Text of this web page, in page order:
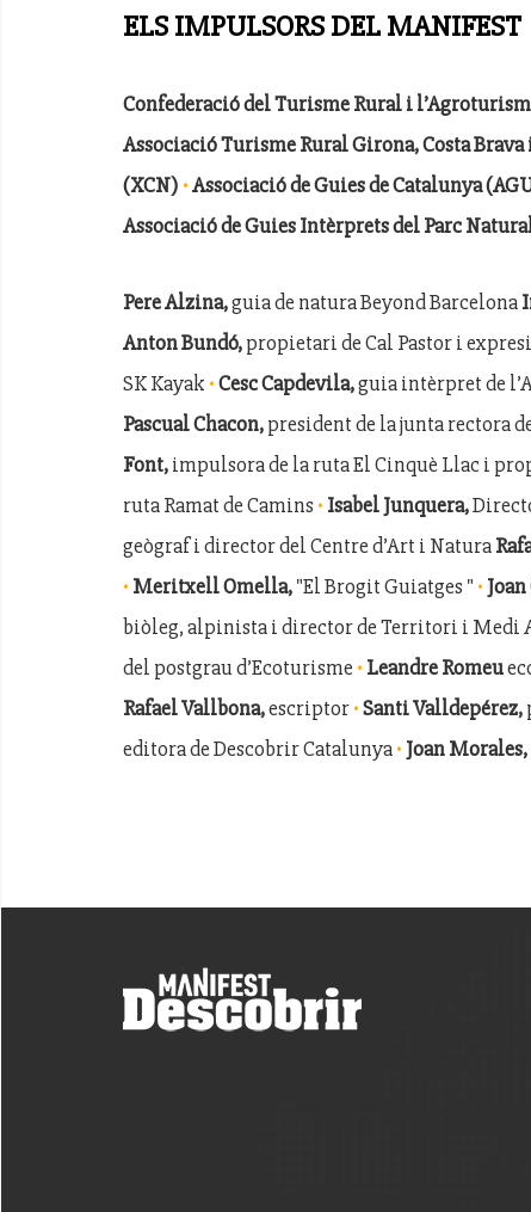
ELS IMPULSORS DEL MANIFEST
Confederació del Turisme Rural i
Associació Turisme Rural Girona, Costa
(XCN) ·Associació de Guies de Catalunya
Associació de Guies Intèrprets del Parc
Pere Alzina,guia de natura Beyond Barcelona
Anton Bundó,propietari de Cal Pastor i
SK Kayak ·Cesc Capdevila,guia intèrpret de
Pascual Chacon,president de la junta rectora
Font,impulsora de la ruta El Cinquè Llac i
ruta Ramat de Camins · Isabel Junquera,
geògraf i director del Centre d’Art i Natura
· Meritxell Omella,"El Brogit Guiatges " ·
biòleg, alpinista i director de Territori i Medi
del postgrau d’Ecoturisme · Leandre Romeu
Rafael Vallbona,escriptor·Santi Valldepérez,
editora de Descobrir Catalunya· Joan Morales,